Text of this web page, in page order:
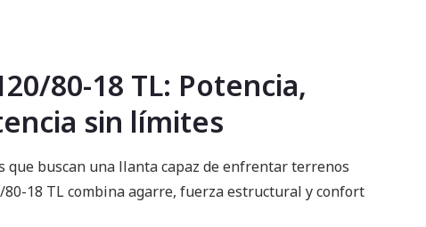
80-18 TL: Potencia,
sin límites
que buscan una llanta capaz de enfrentar terrenos
18 TL combina agarre, fuerza estructural y confort